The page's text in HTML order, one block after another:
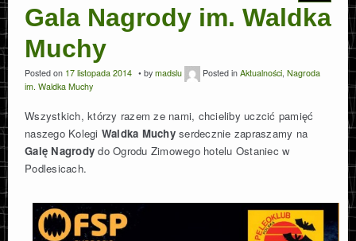
Gala Nagrody im. Waldka
Muchy
Posted on 17 listopada 2014 by madslu Posted in Aktualności Nagroda
im. Waldka Muchy
Wszystkich, którzy razem ze nami, chcieliby uczcić pamięć
naszego Kolegi Waldka Muchyserdecznie zapraszamy na
Galę Nagrody do Ogrodu Zimowego hotelu Ostaniec w
Podlesicach.